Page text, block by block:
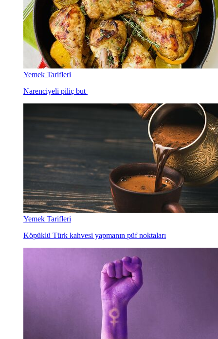
Yemek Tarifleri
Narenciyeli piliç but
Yemek Tarifleri
Köpüklü Türk kahvesi yapmanın püf noktaları